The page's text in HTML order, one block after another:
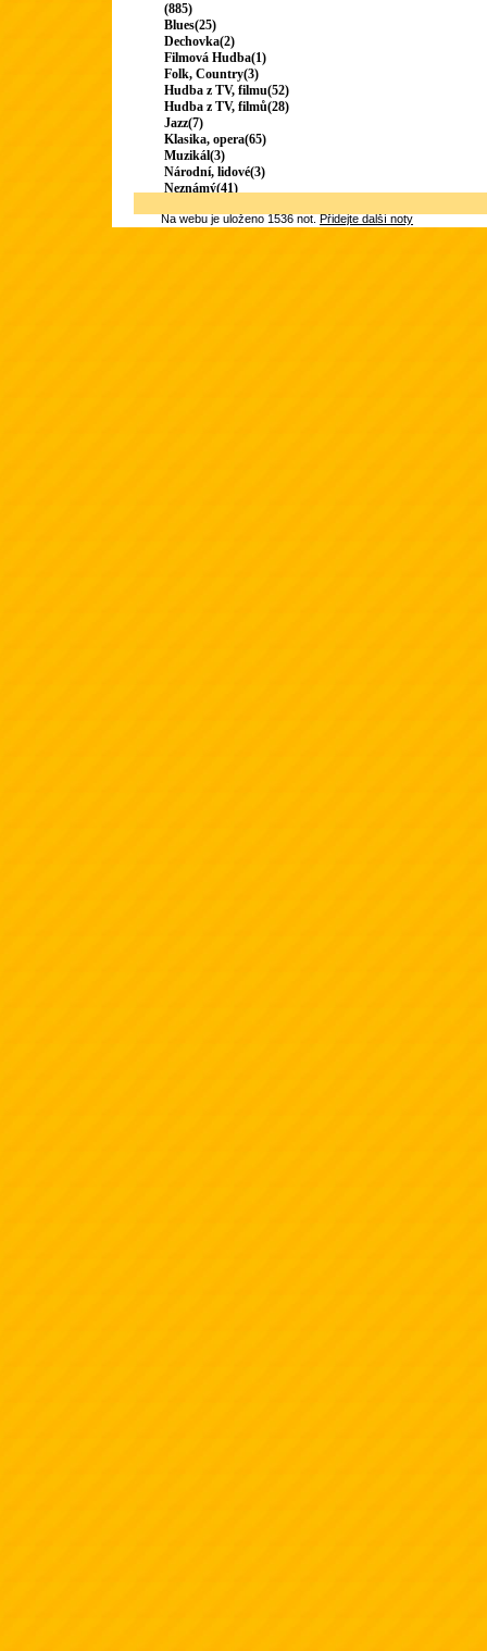
(885)
Blues(25)
Dechovka(2)
Filmová Hudba(1)
Folk, Country(3)
Hudba z TV, filmu(52)
Hudba z TV, filmů(28)
Jazz(7)
Klasika, opera(65)
Muzikál(3)
Národní, lidové(3)
Neznámý(41)
Na webu je uloženo 1536 not.Přidejte další noty